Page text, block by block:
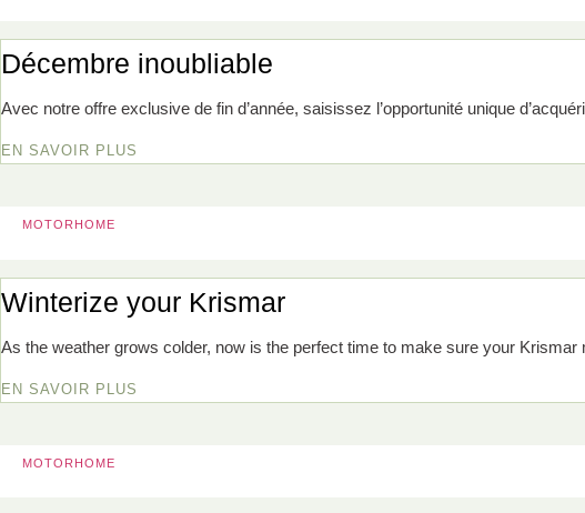
Décembre inoubliable
Avec notre offre exclusive de fin d’année, saisissez l’opportunité unique
EN SAVOIR PLUS
MOTORHOME
Winterize your Krismar
As the weather grows colder, now is the perfect time to make sure your
EN SAVOIR PLUS
MOTORHOME